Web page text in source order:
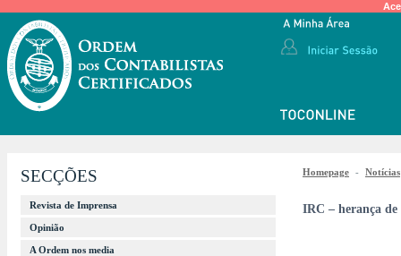
SECÇÕES
Revista de Imprensa
Opinião
A Ordem nos media
Homepage - Notícias
IRC – herança de